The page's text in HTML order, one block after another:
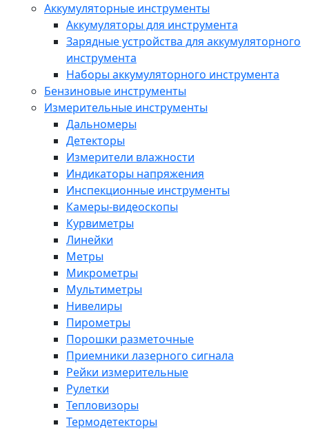
Аккумуляторные инструменты
Аккумуляторы для инструмента
Зарядные устройства для аккумуляторного
инструмента
Наборы аккумуляторного инструмента
Бензиновые инструменты
Измерительные инструменты
Дальномеры
Детекторы
Измерители влажности
Индикаторы напряжения
Инспекционные инструменты
Камеры-видеоскопы
Курвиметры
Линейки
Метры
Микрометры
Мультиметры
Нивелиры
Пирометры
Порошки разметочные
Приемники лазерного сигнала
Рейки измерительные
Рулетки
Тепловизоры
Термодетекторы